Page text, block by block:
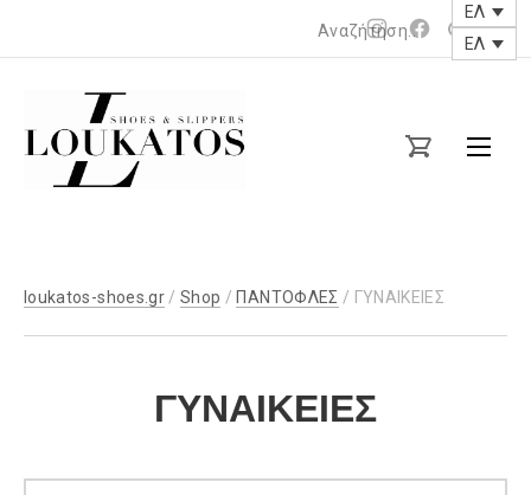
Νέο
παράθυρο
Νέο
παράθυρο
ΕΛ
ΕΛ
loukatos-
shoes.gr
Υ
Ν
Ι
Κ
loukatos-shoes.gr/Shop / ΠΑΝΤΟΦΛΕΣ / ΓΥΝΑΙΚΕΙΕΣ
ΓΥΝΑΙΚΕΙΕΣ